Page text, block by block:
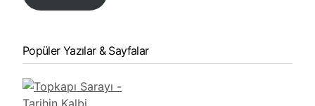
Popüler Yazılar & Sayfalar